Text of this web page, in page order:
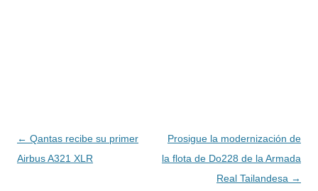
Navegación
de
← Qantas recibe su primer
Airbus A321 XLR
Prosigue la modernización de
la flota de Do228 de la Armada
Real Tailandesa →